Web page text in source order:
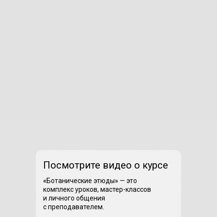
Посмотрите видео о курсе
«Ботанические этюды» — это
комплекс уроков, мастер-классов
и личного общения
с преподавателем.